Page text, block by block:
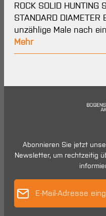
ROCK SOLID HUNTING
STANDARD
unzählige Male nach
Mehr
Abonnieren Sie jetzt
Newsletter, um rechtzeitig